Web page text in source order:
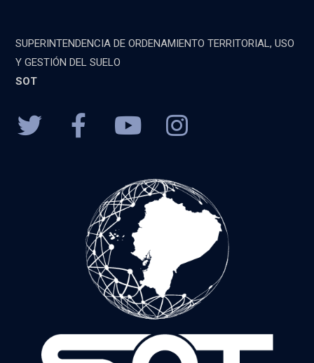
SUPERINTENDENCIA DE ORDENAMIENTO TERRITORIAL, USO
Y GESTIÓN DEL SUELO
SOT